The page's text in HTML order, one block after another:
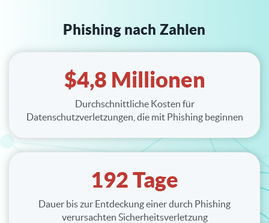
Phishing nach Zahlen
$4,8 Millionen
Durchschnittliche Kosten für
Datenschutzverletzungen, die mit Phishing beginnen
192 Tage
Dauer bis zur Entdeckung einer durch Phishing
verursachten Sicherheitsverletzung